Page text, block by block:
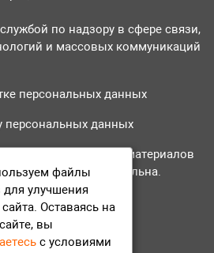
по надзору в сфере связи,
и массовых коммуникаций
персональных данных
персональных данных
использовании материалов
на tvr24.tv обязательна.
95
файлы
улучшения
Оставаясь на
вы
с условиями